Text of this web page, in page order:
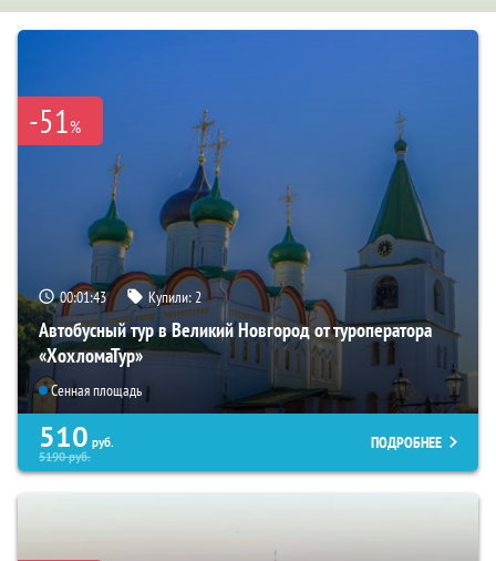
-51%
00:01:42 Купили:2
Автобусный тур в Великий Новгород от туроператора
«ХохломаТур»
Сенная площадь
510 руб.
5190руб.
ПОДРОБНЕЕ